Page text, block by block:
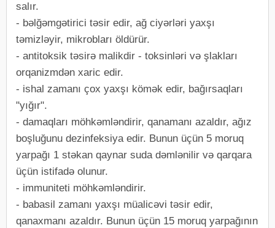
salır.
- bəlğəmgətirici təsir edir, ağ ciyərləri yaxşı
təmizləyir, mikrobları öldürür.
- antitoksik təsirə malikdir - toksinləri və şlakları
orqanizmdən xaric edir.
- ishal zamanı çox yaxşı kömək edir, bağırsaqları
"yığır".
- damaqları möhkəmləndirir, qanamanı azaldır, ağız
boşluğunu dezinfeksiya edir. Bunun üçün 5 moruq
yarpağı 1 stəkan qaynar suda dəmlənilir və qarqara
üçün istifadə olunur.
- immuniteti möhkəmləndirir.
- babasil zamanı yaxşı müalicəvi təsir edir,
qanaxmanı azaldır. Bunun üçün 15 moruq yarpağının